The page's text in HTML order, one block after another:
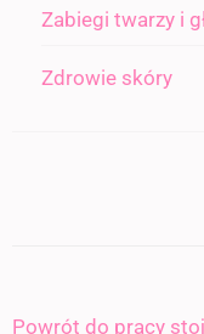
Zabiegi twarzy i
Zdrowie skóry
Powrót do pracy